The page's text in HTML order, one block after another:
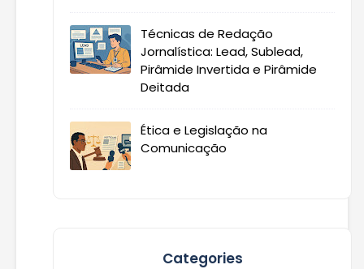
Técnicas de Redação
Jornalística: Lead, Sublead,
Pirâmide Invertida e Pirâmide
Deitada
Ética e Legislação na
Comunicação
Categories